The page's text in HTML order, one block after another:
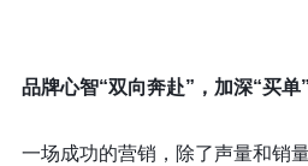
品牌心智“双向奔赴”，加深“买单
一场成功的营销，除了声量和销